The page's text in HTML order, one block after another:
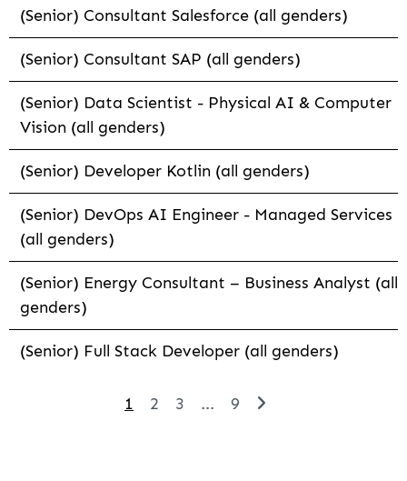
(Senior) Consultant Salesforce (all genders)
(Senior) Consultant SAP (all genders)
(Senior) Data Scientist - Physical AI & Computer
Vision (all genders)
(Senior) Developer Kotlin (all genders)
(Senior) DevOps AI Engineer - Managed Services
(all genders)
(Senior) Energy Consultant – Business Analyst (all
genders)
(Senior) Full Stack Developer (all genders)
1 2 3 ... 9